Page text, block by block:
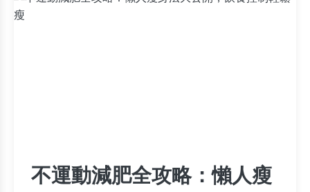
不運動減肥全攻略：懶人瘦